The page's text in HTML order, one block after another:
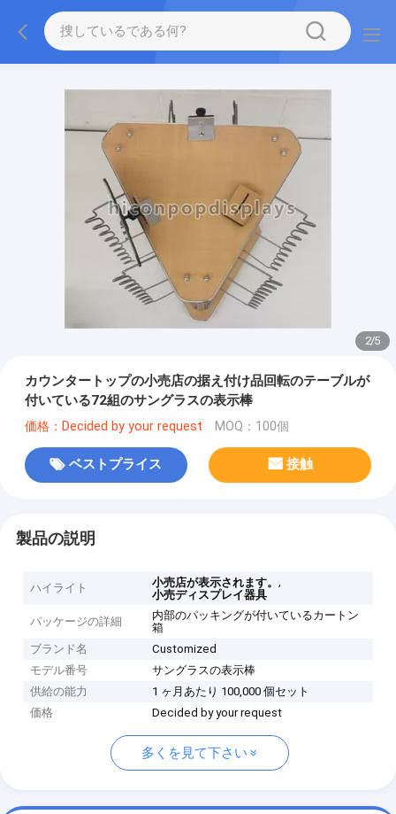
2/5
カウンタートップの小売店の据え付け品回転のテーブルが
付いている72組のサングラスの表示棒
価格：Decided by your request MOQ：100個
ベストプライス 接触
製品の説明
ハイライト 小売店が表示されます。,
小売ディスプレイ器具
パッケージの詳細
内部のパッキングが付いているカートン
箱
ブランド名
Customized
モデル番号
サングラスの表示棒
供給の能力
1 ヶ月あたり 100,000 個セット
価格
Decided by your request
多くを見て下さい